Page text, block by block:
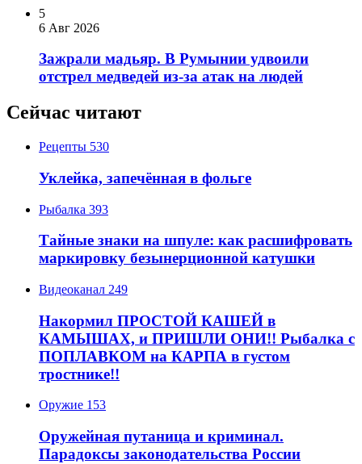
5
6 Авг 2026
Зажрали мадьяр. В Румынии удвоили
отстрел медведей из-за атак на людей
Сейчас читают
Рецепты 530
Уклейка, запечённая в фольге
Рыбалка 393
Тайные знаки на шпуле: как расшифровать
маркировку безынерционной катушки
Видеоканал 249
Накормил ПРОСТОЙ КАШЕЙ в
КАМЫШАХ, и ПРИШЛИ ОНИ!! Рыбалка с
ПОПЛАВКОМ на КАРПА в густом
тростнике!!
Оружие 153
Оружейная путаница и криминал.
Парадоксы законодательства России